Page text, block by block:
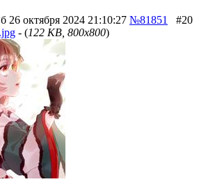
26 октября 2024 21:10:27 №81851
#20
- (122 KB, 800x800)